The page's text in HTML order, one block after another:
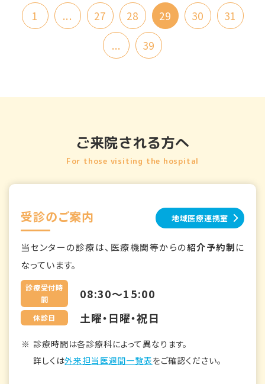
1 ... 27 28 29 30
31
...
39
ご来院される方へ
For those visiting the hospital
受診のご案内 地域医療連携室
当センターの診療は、医療機関等からの紹介予約制に
なっています。
診療受付時
間
08:30～15:00
休診日 土曜・日曜・祝日
診療時間は各診療科によって異なります。
詳しくは外来担当医週間一覧表をご確認ください。